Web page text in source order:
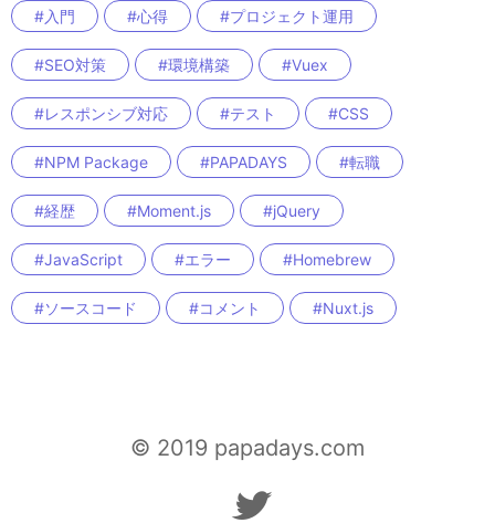
#入門 #心得 #プロジェクト運用
#SEO対策 #環境構築 #Vuex
#レスポンシブ対応 #テスト #CSS
#NPM Package #PAPADAYS #転職
#経歴 #Moment.js #jQuery
#JavaScript #エラー #Homebrew
#ソースコード #コメント #Nuxt.js
© 2019 papadays.com